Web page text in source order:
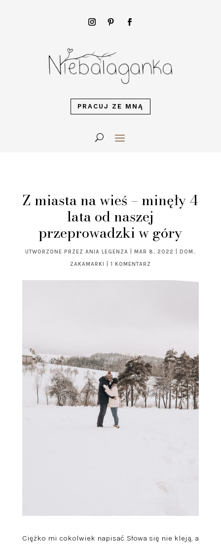
PRACUJ ZE MNĄ
Z miasta na wieś – minęły 4
lata od naszej
przeprowadzki w góry
UTWORZONE PRZEZANIA LEGENZA MAR 8, 2022 DOM ,
ZAKAMARKI
1 KOMENTARZ
Ciężko mi cokolwiek napisać. Słowa się nie kleją, a